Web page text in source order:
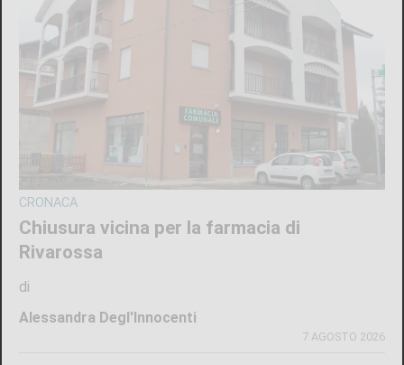
CRONACA
Chiusura vicina per la farmacia di
Rivarossa
di
Alessandra Degl'Innocenti
7 AGOSTO 2026